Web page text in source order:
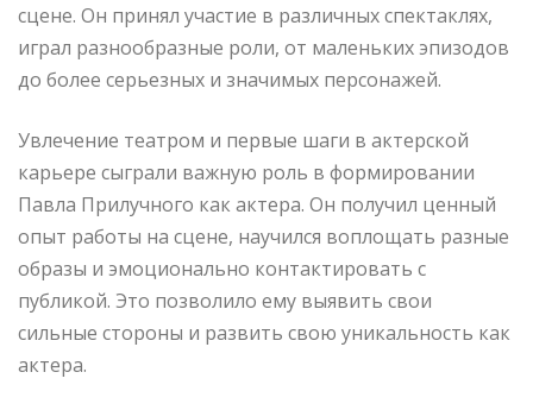
сцене. Он принял участие в различных спектаклях,
играл разнообразные роли, от маленьких эпизодов
до более серьезных и значимых персонажей.
Увлечение театром и первые шаги в актерской
карьере сыграли важную роль в формировании
Павла Прилучного как актера. Он получил ценный
опыт работы на сцене, научился воплощать разные
образы и эмоционально контактировать с
публикой. Это позволило ему выявить свои
сильные стороны и развить свою уникальность как
актера.